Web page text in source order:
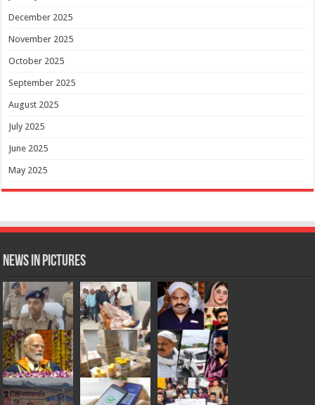
December 2025
November 2025
October 2025
September 2025
August 2025
July 2025
June 2025
May 2025
News in Pictures